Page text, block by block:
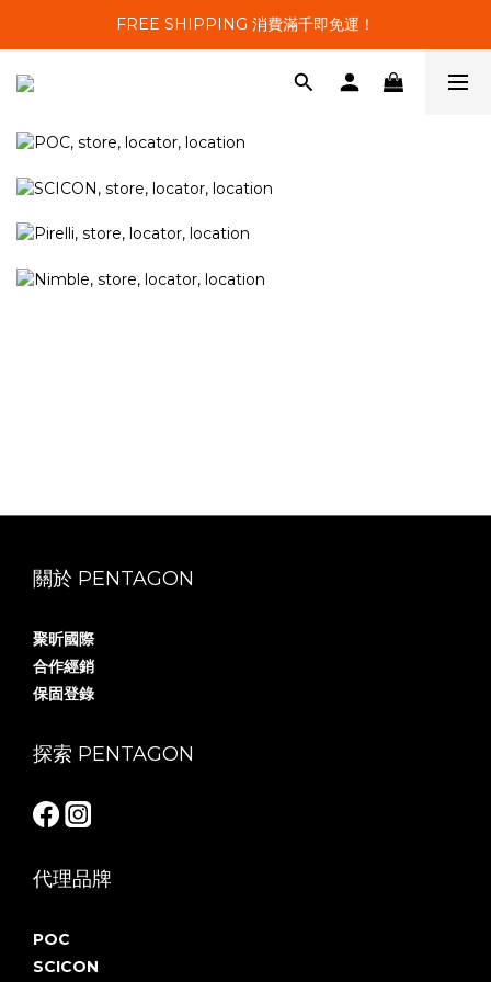
FREE SHIPPING 消費滿千即免運！
關於 PENTAGON
聚昕國際
合作經銷
保固登錄
探索 PENTAGON
代理品牌
POC
SCICON